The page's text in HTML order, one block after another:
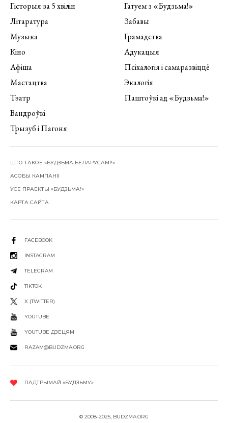
Гісторыя за 5 хвілін
Літаратура
Музыка
Кіно
Афіша
Мастацтва
Тэатр
Вандроўкі
Трызуб і Пагоня
Гатуем з «Будзьма!»
Забавы
Грамадства
Адукацыя
Псіхалогія і самаразвіццё
Экалогія
Паштоўкі ад «Будзьма!»
ШТО ТАКОЕ «БУДЗЬМА БЕЛАРУСАМІ!»
АСОБЫ КАМПАНІІ
УСЕ ПРАЕКТЫ «БУДЗЬМА!»
КАРТА САЙТА
FACEBOOK
INSTAGRAM
TELEGRAM
TIKTOK
X (TWITTER)
YOUTUBE
YOUTUBE ДЗЕЦЯМ
RAZAM@BUDZMA.ORG
ПАДТРЫМАЙ «БУДЗЬМУ»
© 2008-2025, BUDZMA.ORG